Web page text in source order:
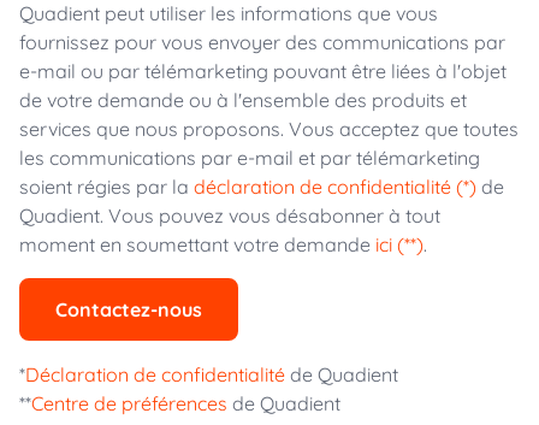
Quadient peut utiliser les informations que vous
fournissez pour vous envoyer des communications par
e-mail ou par télémarketing pouvant être liées à l'objet
de votre demande ou à l'ensemble des produits et
services que nous proposons. Vous acceptez que toutes
les communications par e-mail et par télémarketing
soient régies par la déclaration de confidentialité (*) de
Quadient. Vous pouvez vous désabonner à tout
moment en soumettant votre demande ici (**).
Contactez-nous
*Déclaration de confidentialité de Quadient
**Centre de préférences de Quadient